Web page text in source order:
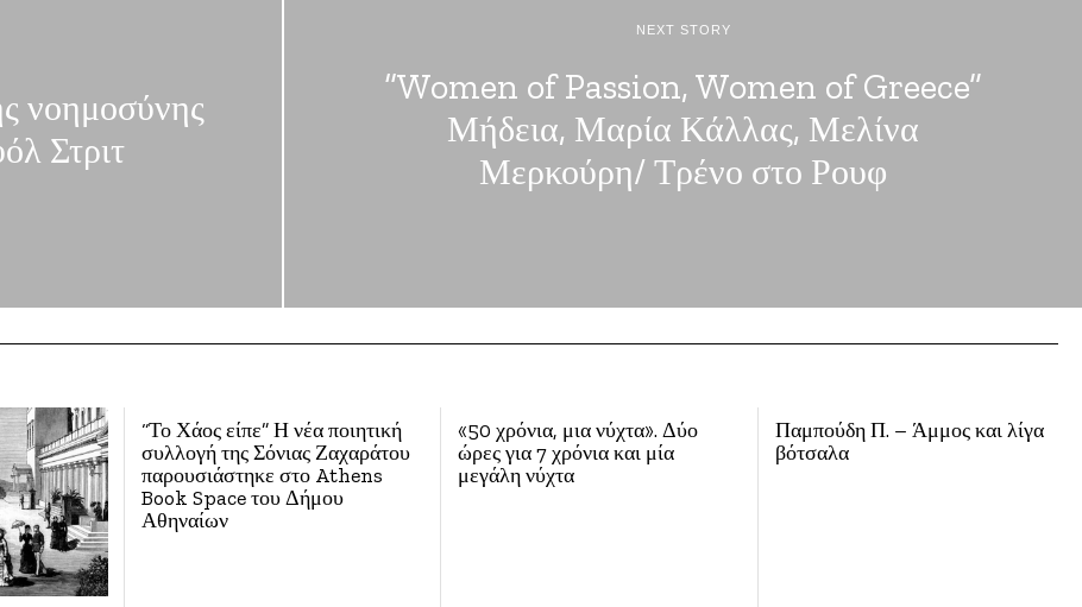
νοημοσύνης
Στριτ
NEXT STORY
“Women of Passion, Women of Greece”
Μήδεια, Μαρία Κάλλας, Μελίνα
Μερκούρη/ Τρένο στο Ρουφ
“Το Χάος είπε” Η νέα ποιητική
συλλογή της Σόνιας Ζαχαράτου
παρουσιάστηκε στο Athens
Book Space του Δήμου
Αθηναίων
«50 χρόνια, μια νύχτα». Δύο
ώρες για 7 χρόνια και μία
μεγάλη νύχτα
Παμπούδη Π. – Άμμος και λίγα
βότσαλα